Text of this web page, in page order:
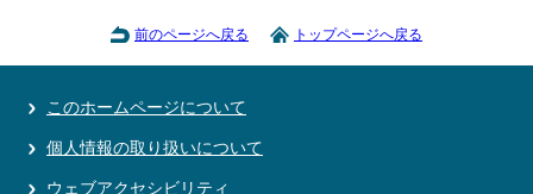
前のページへ戻る トップページへ戻る
このホームページについて
個人情報の取り扱いについて
ウェブアクセシビリティ